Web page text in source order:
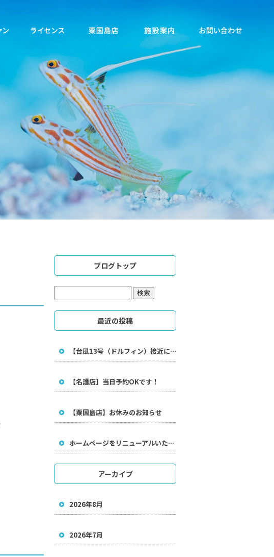
ブログトップ
最近の投稿
【台風13号（ドルフィン）接近に伴う休業のお知らせ】
【名護店】当日予約OKです！
【粟国島店】お休みのお知らせ
ホームページをリニューアルいたしました。
アーカイブ
2026年8月
2026年7月